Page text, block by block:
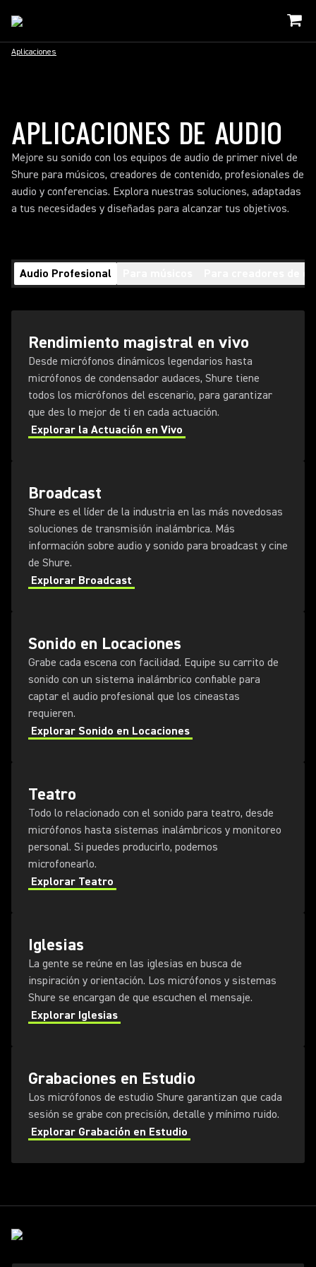
Aplicaciones
APLICACIONES DE AUDIO
Mejore su sonido con los equipos de audio de primer nivel de
Shure para músicos, creadores de contenido, profesionales de
audio y conferencias. Explora nuestras soluciones, adaptadas
a tus necesidades y diseñadas para alcanzar tus objetivos.
Audio Profesional
Rendimiento magistral en vivo
Desde micrófonos dinámicos legendarios hasta
micrófonos de condensador audaces, Shure tiene
todos los micrófonos del escenario, para garantizar
que des lo mejor de ti en cada actuación.
Explorar la Actuación en Vivo
Broadcast
Shure es el líder de la industria en las más novedosas
soluciones de transmisión inalámbrica. Más
información sobre audio y sonido para broadcast y cine
de Shure.
Explorar Broadcast
Sonido en Locaciones
Grabe cada escena con facilidad. Equipe su carrito de
sonido con un sistema inalámbrico confiable para
captar el audio profesional que los cineastas
requieren.
Explorar Sonido en Locaciones
Teatro
Todo lo relacionado con el sonido para teatro, desde
micrófonos hasta sistemas inalámbricos y monitoreo
personal. Si puedes producirlo, podemos
microfonearlo.
Explorar Teatro
Iglesias
La gente se reúne en las iglesias en busca de
inspiración y orientación. Los micrófonos y sistemas
Shure se encargan de que escuchen el mensaje.
Explorar Iglesias
Grabaciones en Estudio
Los micrófonos de estudio Shure garantizan que cada
sesión se grabe con precisión, detalle y mínimo ruido.
Explorar Grabación en Estudio